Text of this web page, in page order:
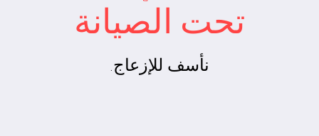
تحت الصيانة
نأسف للإزعاج.